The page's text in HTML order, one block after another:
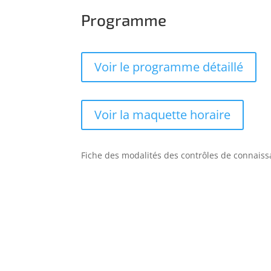
Programme
Voir le programme détaillé
Voir la maquette horaire
Fiche des modalités des contrôles de